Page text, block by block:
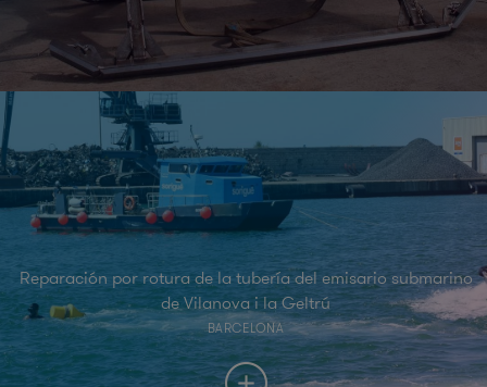
Reparación por rotura de la tubería del emisario submarino
de Vilanova i la Geltrú
BARCELONA